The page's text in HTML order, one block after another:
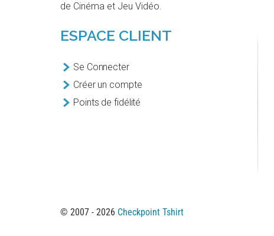
de Cinéma et Jeu Vidéo.
ESPACE CLIENT
Se Connecter
Créer un compte
Points de fidélité
© 2007 - 2026 Checkpoint Tshirt